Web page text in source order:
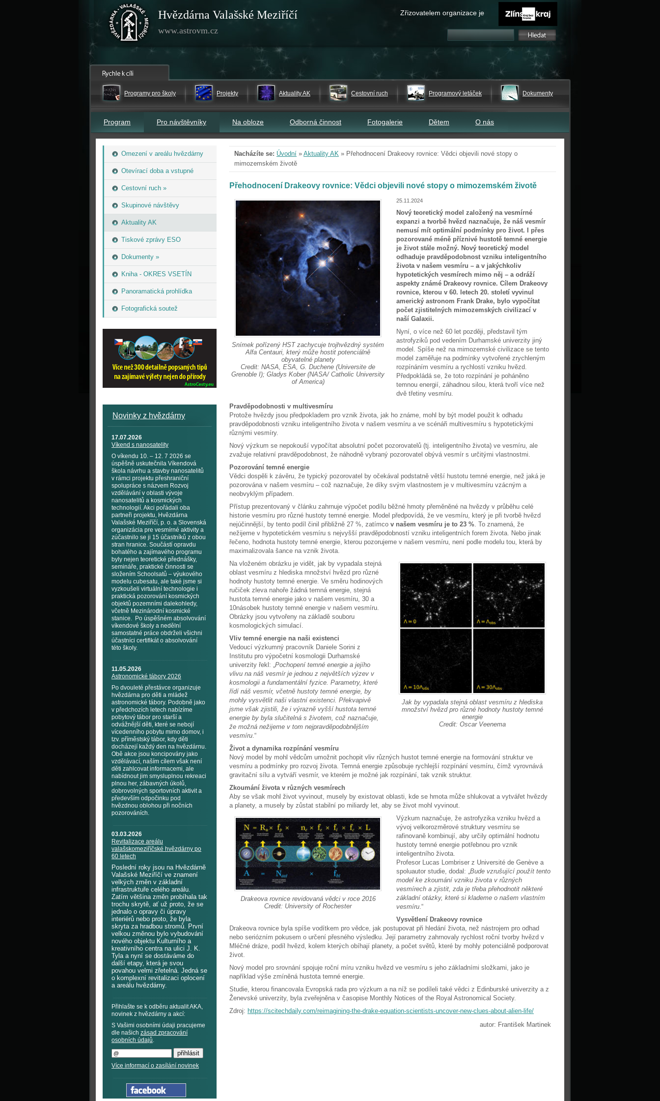
Hvězdárna Valašské Meziříčí
www.astrovm.cz
Zřizovatelem organizace je
Programy pro školy Projekty Aktuality AK Cestovní ruch Programový letáček Dokumenty
Program Pro návštěvníky Na obloze Odborná činnost Fotogalerie Dětem O nás
Omezení v areálu hvězdárny
Otevírací doba a vstupné
Cestovní ruch »
Skupinové návštěvy
Aktuality AK
Tiskové zprávy ESO
Dokumenty »
Kniha - OKRES VSETÍN
Panoramatická prohlídka
Fotografická soutež
Novinky z hvězdárny
17.07.2026
Víkend s nanosatelity
O víkendu 10. – 12. 7 2026 se
úspěšně uskutečnila Víkendová
škola návrhu a stavby nanosatelitů
v rámci projektu přeshraniční
spolupráce s názvem Rozvoj
vzdělávání v oblasti vývoje
nanosatelitů a kosmických
technologií. Akci pořádali oba
partneři projektu, Hvězdárna
Valašské Meziříčí, p. o. a Slovenská
organizácia pre vesmírné aktivity a
zúčastnilo se ji 15 účastníků z obou
stran hranice. Součástí opravdu
bohatého a zajímavého programu
byly nejen teoretické přednášky,
semináře, praktické činnosti se
složením Schoolsatů – výukového
modelu cubesatu, ale také jsme si
vyzkoušeli virtuální technologie i
praktická pozorování kosmických
objektů pozemními dalekohledy,
včetně Mezinárodní kosmické
stanice. Po úspěšném absolvování
víkendové školy a nedělní
samostatné práce obdrželi všichni
účastníci certifikát o absolvování
této školy.
11.05.2026
Astronomické tábory 2026
Po dvouleté přestávce organizuje
hvězdárna pro děti a mládež
astronomické tábory. Podobně jako
v předchozích letech nabízíme
pobytový tábor pro starší a
odvážnější děti, které se nebojí
vícedenního pobytu mimo domov, i
tzv. příměstský tábor, kdy děti
docházejí každý den na hvězdárnu.
Obě akce jsou koncipovány jako
vzdělávací, naším cílem však není
děti zahlcovat informacemi, ale
nabídnout jim smysluplnou rekreaci
plnou her, zábavných úkolů,
dobrovolných sportovních aktivit a
především odpočinku pod
hvězdnou oblohou při nočních
pozorováních.
03.03.2026
Revitalizace areálu
valašskomeziříčské hvězdárny po
60 letech
Poslední roky jsou na Hvězdárně
Valašské Meziříčí ve znamení
velkých změn v základní
infrastruktuře celého areálu.
Zatím většina změn probíhala tak
trochu skrytě, ať už proto, že se
jednalo o opravy či úpravy
interiérů nebo proto, že byla
skryta za hradbou stromů. První
velkou změnou bylo vybudování
nového objektu Kulturního a
kreativního centra na ulici J. K.
Tyla a nyní se dostáváme do
další etapy, která je svou
povahou velmi zřetelná. Jedná se
o komplexní revitalizaci oplocení
a areálu hvězdárny.
Přihlašte se k odběru aktualit AKA,
novinek z hvězdárny a akcí:
S Vašimi osobními údaji pracujeme
dle našich zásad zpracování
osobních údajů.
Více informací o zasílání novinek
Nacházíte se: Úvodní » Aktuality AK » Přehodnocení Drakeovy rovnice: Vědci objevili nové stopy o
mimozemském životě
Přehodnocení Drakeovy rovnice: Vědci objevili nové stopy o mimozemském životě
25.11.2024
Snímek pořízený HST zachycuje trojhvězdný systém
Alfa Centauri, který může hostit potenciálně
obyvatelné planety
Credit: NASA, ESA, G. Duchene (Universite de
Grenoble I); Gladys Kober (NASA/ Catholic University
of America)
Nový teoretický model založený na vesmírné
expanzi a tvorbě hvězd naznačuje, že náš vesmír
nemusí mít optimální podmínky pro život. I přes
pozorované méně příznivé hustotě temné energie
je život stále možný. Nový teoretický model
odhaduje pravděpodobnost vzniku inteligentního
života v našem vesmíru – a v jakýchkoliv
hypotetických vesmírech mimo něj – a odráží
aspekty známé Drakeovy rovnice. Cílem Drakeovy
rovnice, kterou v 60. letech 20. století vyvinul
americký astronom Frank Drake, bylo vypočítat
počet zjistitelných mimozemských civilizací v
naší Galaxii.
Nyní, o více než 60 let později, představil tým
astrofyziků pod vedením Durhamské univerzity jiný
model. Spíše než na mimozemské civilizace se tento
model zaměřuje na podmínky vytvořené zrychleným
rozpínáním vesmíru a rychlostí vzniku hvězd.
Předpokládá se, že toto rozpínání je poháněno
temnou energií, záhadnou silou, která tvoří více než
dvě třetiny vesmíru.
Pravděpodobnosti v multivesmíru
Protože hvězdy jsou předpokladem pro vznik života, jak ho známe, mohl by být model použit k odhadu
pravděpodobnosti vzniku inteligentního života v našem vesmíru a ve scénáři multivesmíru s hypotetickými
různými vesmíry.
Nový výzkum se nepokouší vypočítat absolutní počet pozorovatelů (tj. inteligentního života) ve vesmíru, ale
zvažuje relativní pravděpodobnost, že náhodně vybraný pozorovatel obývá vesmír s určitými vlastnostmi.
Pozorování temné energie
Vědci dospěli k závěru, že typický pozorovatel by očekával podstatně větší hustotu temné energie, než jaká je
pozorována v našem vesmíru – což naznačuje, že díky svým vlastnostem je v multivesmíru vzácným a
neobvyklým případem.
Přístup prezentovaný v článku zahrnuje výpočet podílu běžné hmoty přeměněné na hvězdy v průběhu celé
historie vesmíru pro různé hustoty temné energie. Model předpovídá, že ve vesmíru, který je při tvorbě hvězd
nejúčinnější, by tento podíl činil přibližně 27 %, zatímco v našem vesmíru je to 23 %. To znamená, že
nežijeme v hypotetickém vesmíru s nejvyšší pravděpodobností vzniku inteligentních forem života. Nebo jinak
řečeno, hodnota hustoty temné energie, kterou pozorujeme v našem vesmíru, není podle modelu tou, která by
maximalizovala šance na vznik života.
Jak by vypadala stejná oblast vesmíru z hlediska
množství hvězd pro různé hodnoty hustoty temné
energie
Credit: Oscar Veenema
Na vloženém obrázku je vidět, jak by vypadala stejná
oblast vesmíru z hlediska množství hvězd pro různé
hodnoty hustoty temné energie. Ve směru hodinových
ručiček zleva nahoře žádná temná energie, stejná
hustota temné energie jako v našem vesmíru, 30 a
10násobek hustoty temné energie v našem vesmíru.
Obrázky jsou vytvořeny na základě souboru
kosmologických simulací.
Vliv temné energie na naši existenci
Vedoucí výzkumný pracovník Daniele Sorini z
Institutu pro výpočetní kosmologii Durhamské
univerzity řekl: „Pochopení temné energie a jejího
vlivu na náš vesmír je jednou z největších výzev v
kosmologii a fundamentální fyzice. Parametry, které
řídí náš vesmír, včetně hustoty temné energie, by
mohly vysvětlit naši vlastní existenci. Překvapivě
jsme však zjistili, že i výrazně vyšší hustota temné
energie by byla slučitelná s životem, což naznačuje,
že možná nežijeme v tom nejpravděpodobnějším
vesmíru.“
Život a dynamika rozpínání vesmíru
Nový model by mohl vědcům umožnit pochopit vliv různých hustot temné energie na formování struktur ve
vesmíru a podmínky pro rozvoj života. Temná energie způsobuje rychlejší rozpínání vesmíru, čímž vyrovnává
gravitační sílu a vytváří vesmír, ve kterém je možné jak rozpínání, tak vznik struktur.
Zkoumání života v různých vesmírech
Aby se však mohl život vyvinout, musely by existovat oblasti, kde se hmota může shlukovat a vytvářet hvězdy
a planety, a musely by zůstat stabilní po miliardy let, aby se život mohl vyvinout.
Drakeova rovnice revidovaná vědci v roce 2016
Credit: University of Rochester
Výzkum naznačuje, že astrofyzika vzniku hvězd a
vývoj velkorozměrové struktury vesmíru se
rafinovaně kombinují, aby určily optimální hodnotu
hustoty temné energie potřebnou pro vznik
inteligentního života.
Profesor Lucas Lombriser z Université de Genève a
spoluautor studie, dodal: „Bude vzrušující použít tento
model ke zkoumání vzniku života v různých
vesmírech a zjistit, zda je třeba přehodnotit některé
základní otázky, které si klademe o našem vlastním
vesmíru.“
Vysvětlení Drakeovy rovnice
Drakeova rovnice byla spíše vodítkem pro vědce, jak postupovat při hledání života, než nástrojem pro odhad
nebo seriózním pokusem o určení přesného výsledku. Její parametry zahrnovaly rychlost roční tvorby hvězd v
Mléčné dráze, podíl hvězd, kolem kterých obíhají planety, a počet světů, které by mohly potenciálně podporovat
život.
Nový model pro srovnání spojuje roční míru vzniku hvězd ve vesmíru s jeho základními složkami, jako je
například výše zmíněná hustota temné energie.
Studie, kterou financovala Evropská rada pro výzkum a na níž se podíleli také vědci z Edinburské univerzity a z
Ženevské univerzity, byla zveřejněna v časopise Monthly Notices of the Royal Astronomical Society.
Zdroj: https://scitechdaily.com/reimagining-the-drake-equation-scientists-uncover-new-clues-about-alien-life/
autor: František Martinek